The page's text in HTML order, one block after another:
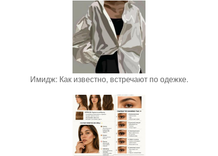
Имидж: Как известно, встречают по одежке.